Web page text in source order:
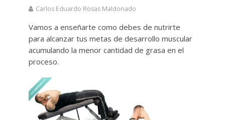
Carlos Eduardo Rosas Maldonado
Vamos a enseñarte como debes de nutrirte
para alcanzar tus metas de desarrollo muscular
acumulando la menor cantidad de grasa en el
proceso.